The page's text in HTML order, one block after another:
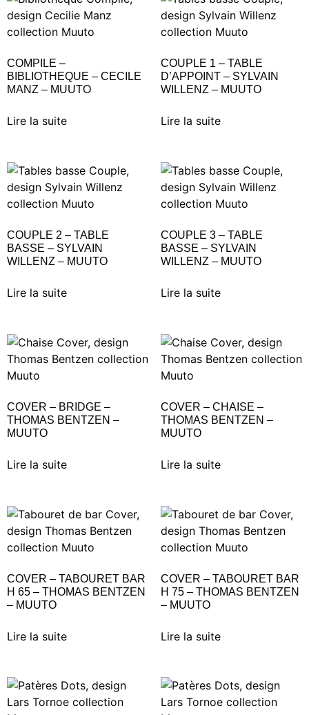
COMPILE –
BIBLIOTHEQUE – CECILE
MANZ – MUUTO
Lire la suite
COUPLE 1 – TABLE
D’APPOINT – SYLVAIN
WILLENZ – MUUTO
Lire la suite
COUPLE 2 – TABLE
BASSE – SYLVAIN
WILLENZ – MUUTO
Lire la suite
COUPLE 3 – TABLE
BASSE – SYLVAIN
WILLENZ – MUUTO
Lire la suite
COVER – BRIDGE –
THOMAS BENTZEN –
MUUTO
Lire la suite
COVER – CHAISE –
THOMAS BENTZEN –
MUUTO
Lire la suite
COVER – TABOURET BAR
H 65 – THOMAS BENTZEN
– MUUTO
Lire la suite
COVER – TABOURET BAR
H 75 – THOMAS BENTZEN
– MUUTO
Lire la suite